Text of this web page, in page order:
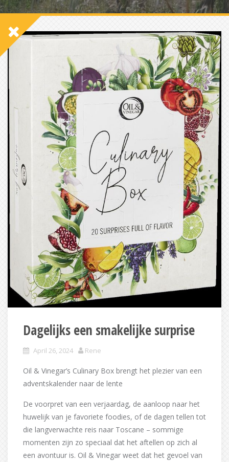
Dagelijks een smakelijke surprise
April 26, 2024 Rene
Oil & Vinegar’s Culinary Box brengt het plezier van een
adventskalender naar de lente
De voorpret van een verjaardag, de aanloop naar het
huwelijk van je favoriete foodies, of de dagen tellen tot
die langverwachte reis naar Toscane – sommige
momenten zijn zo speciaal dat het aftellen op zich al
een avontuur is. Oil & Vinegar weet dat het gevoel van